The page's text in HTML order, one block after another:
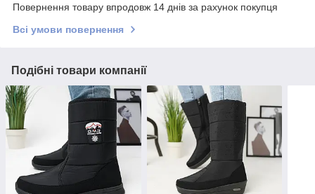
Повернення товару впродовж 14 днів за рахунок покупця
Всі умови повернення
Подібні товари компанії